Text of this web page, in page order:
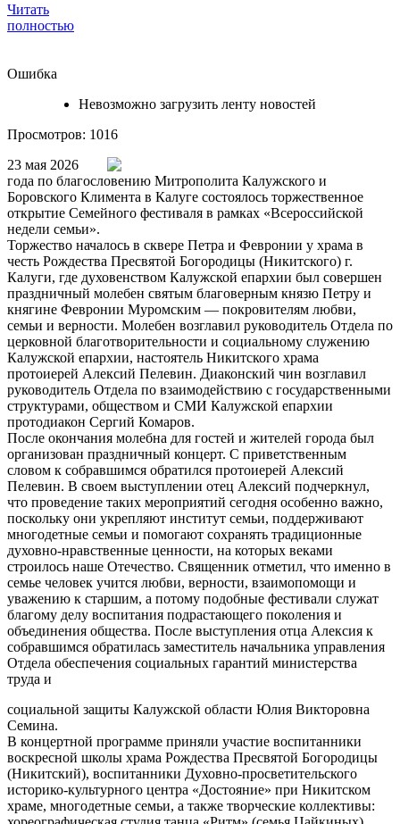
Читать
полностью
Ошибка
Невозможно загрузить ленту новостей
Просмотров: 1016
23 мая 2026
года по благословению Митрополита Калужского и
Боровского Климента в Калуге состоялось торжественное
открытие Семейного фестиваля в рамках «Всероссийской
недели семьи».
Торжество началось в сквере Петра и Февронии у храма в
честь Рождества Пресвятой Богородицы (Никитского) г.
Калуги, где духовенством Калужской епархии был совершен
праздничный молебен святым благоверным князю Петру и
княгине Февронии Муромским — покровителям любви,
семьи и верности. Молебен возглавил руководитель Отдела по
церковной благотворительности и социальному служению
Калужской епархии, настоятель Никитского храма
протоиерей Алексий Пелевин. Диаконский чин возглавил
руководитель Отдела по взаимодействию с государственными
структурами, обществом и СМИ Калужской епархии
протодиакон Сергий Комаров.
После окончания молебна для гостей и жителей города был
организован праздничный концерт. С приветственным
словом к собравшимся обратился протоиерей Алексий
Пелевин. В своем выступлении отец Алексий подчеркнул,
что проведение таких мероприятий сегодня особенно важно,
поскольку они укрепляют институт семьи, поддерживают
многодетные семьи и помогают сохранять традиционные
духовно-нравственные ценности, на которых веками
строилось наше Отечество. Священник отметил, что именно в
семье человек учится любви, верности, взаимопомощи и
уважению к старшим, а потому подобные фестивали служат
благому делу воспитания подрастающего поколения и
объединения общества. После выступления отца Алексия к
собравшимся обратилась заместитель начальника управления
Отдела обеспечения социальных гарантий министерства
труда и
социальной защиты Калужской области Юлия Викторовна
Семина.
В концертной программе приняли участие воспитанники
воскресной школы храма Рождества Пресвятой Богородицы
(Никитский), воспитанники Духовно-просветительского
историко-культурного центра «Достояние» при Никитском
храме, многодетные семьи, а также творческие коллективы: